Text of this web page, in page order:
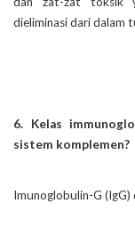
dieliminasi dari dalam
6. Kelas
sistem komplemen?
Imunoglobulin-G